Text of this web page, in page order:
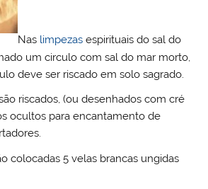
Nas limpezas espirituais do sal do
um circulo com sal do mar morto,
deve ser riscado em solo sagrado.
riscados, (ou desenhados com cré
ocultos para encantamento de
colocadas 5 velas brancas ungidas